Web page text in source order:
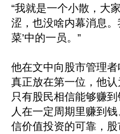
“我就是一个小散，大
涩，也没啥内幕消息
菜’中的一员。”
他在文中向股市管理
真正放在第一位，他
只有股民相信能够赚
人在一定周期里赚到
信价值投资的可靠，